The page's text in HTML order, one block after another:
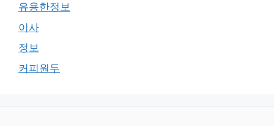
유용한정보
이사
정보
커피원두